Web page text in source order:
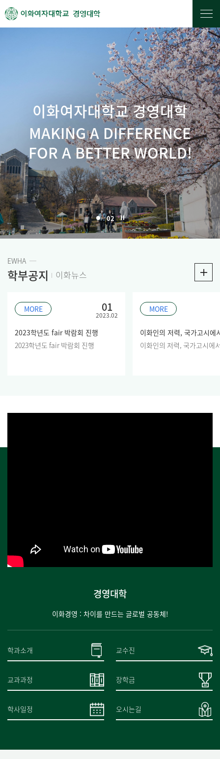
경영대학
이화여자대학교 경영대학
MAKING A DIFFERENCE
FOR A BETTER WORLD!
02
EWHA
학부공지
MORE 01
2023.02
2023학년도 fair 박람회 진행
2023학년도 fair 박람회 진행
MORE
이화인의 저력, 국가고시에
이화뉴스
경영대학
이화경영 : 차이를 만드는 글로벌 공동체!
학과소개 교수진
교과과정 장학금
학사일정 오시는길